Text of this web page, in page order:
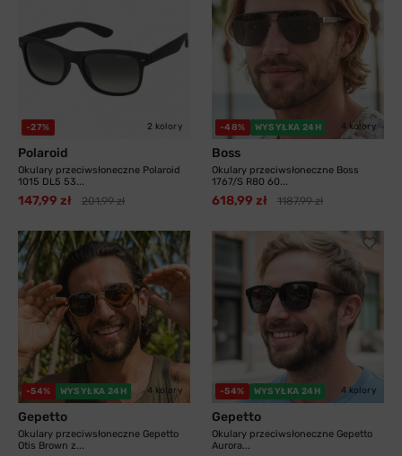
-27% 2 kolory
Polaroid
Okulary przeciwsłoneczne Polaroid
1015 DL5 53...
147,99 zł 201,99 zł
-48% WYSYŁKA 24H 4 kolory
Boss
Okulary przeciwsłoneczne Boss
1767/S R80 60...
618,99 zł 1187,99 zł
-54% WYSYŁKA 24H 4 kolory
Gepetto
Okulary przeciwsłoneczne Gepetto
Otis Brown z...
-54% WYSYŁKA 24H 4 kolory
Gepetto
Okulary przeciwsłoneczne Gepetto
Aurora...